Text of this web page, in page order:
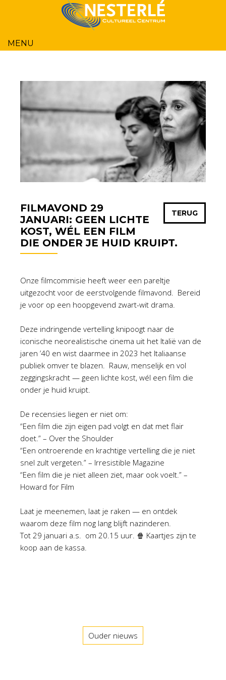
MENU
TERUG
FILMAVOND 29
JANUARI: GEEN LICHTE
KOST, WÉL EEN FILM
DIE ONDER JE HUID KRUIPT.
Onze filmcommisie heeft weer een pareltje
uitgezocht voor de eerstvolgende filmavond. Bereid
je voor op een hoopgevend zwart-wit drama.
Deze indringende vertelling knipoogt naar de
iconische neorealistische cinema uit het Italië van de
jaren ’40 en wist daarmee in 2023 het Italiaanse
publiek omver te blazen. Rauw, menselijk en vol
zeggingskracht — geen lichte kost, wél een film die
onder je huid kruipt.
De recensies liegen er niet om:
“Een film die zijn eigen pad volgt en dat met flair
doet.” – Over the Shoulder
“Een ontroerende en krachtige vertelling die je niet
snel zult vergeten.” – Irresistible Magazine
“Een film die je niet alleen ziet, maar ook voelt.” –
Howard for Film
Laat je meenemen, laat je raken — en ontdek
waarom deze film nog lang blijft nazinderen.
Tot 29 januari a.s. om 20.15 uur. 🍿 Kaartjes zijn te
koop aan de kassa.
Ouder nieuws